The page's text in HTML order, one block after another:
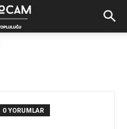
0 YORUMLAR